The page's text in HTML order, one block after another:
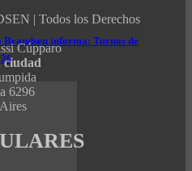
informa: Turnos de
| Todos los Derechos
Cúpparo
ciudad
6296